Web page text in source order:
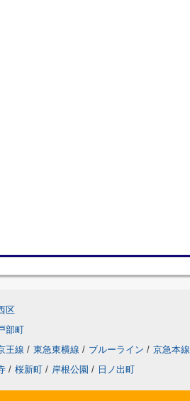
区
部町
王線 / 東急東横線 / ブルーライン / 京急本線
/ 桜新町 / 岸根公園 / 日ノ出町